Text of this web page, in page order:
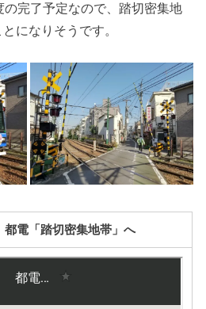
完了予定なので、踏切密集地
になりそうです。
電「踏切密集地帯」へ